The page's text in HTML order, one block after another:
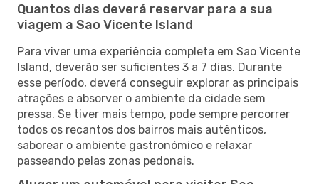
Quantos dias deverá reservar para a sua
viagem a Sao Vicente Island
Para viver uma experiência completa em Sao Vicente
Island, deverão ser suficientes 3 a 7 dias. Durante
esse período, deverá conseguir explorar as principais
atrações e absorver o ambiente da cidade sem
pressa. Se tiver mais tempo, pode sempre percorrer
todos os recantos dos bairros mais autênticos,
saborear o ambiente gastronómico e relaxar
passeando pelas zonas pedonais.